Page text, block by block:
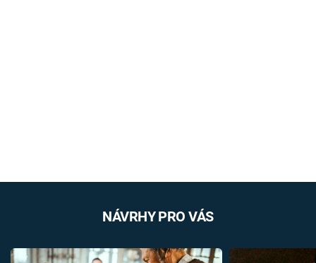
NÁVRHY PRO VÁS